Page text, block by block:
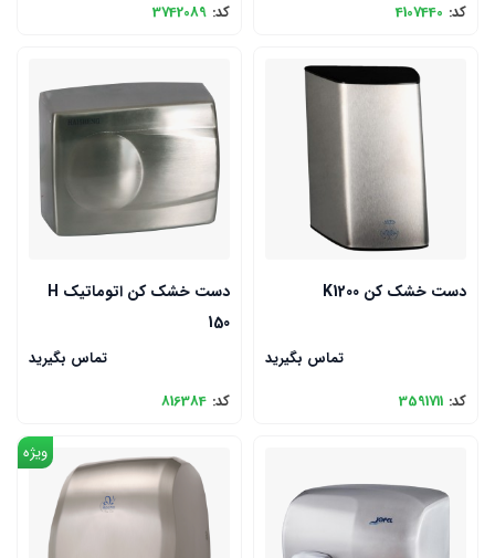
کد: 4107440
کد: 3742089
دست خشک کن K1200
تماس بگیرید
کد: 3591711
دست خشک کن اتوماتیک H
150
تماس بگیرید
کد: 816384
ویژه